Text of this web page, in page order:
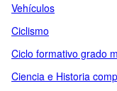
Vehículos
Ciclismo
Ciclo formativo grado
Ciencia e Historia